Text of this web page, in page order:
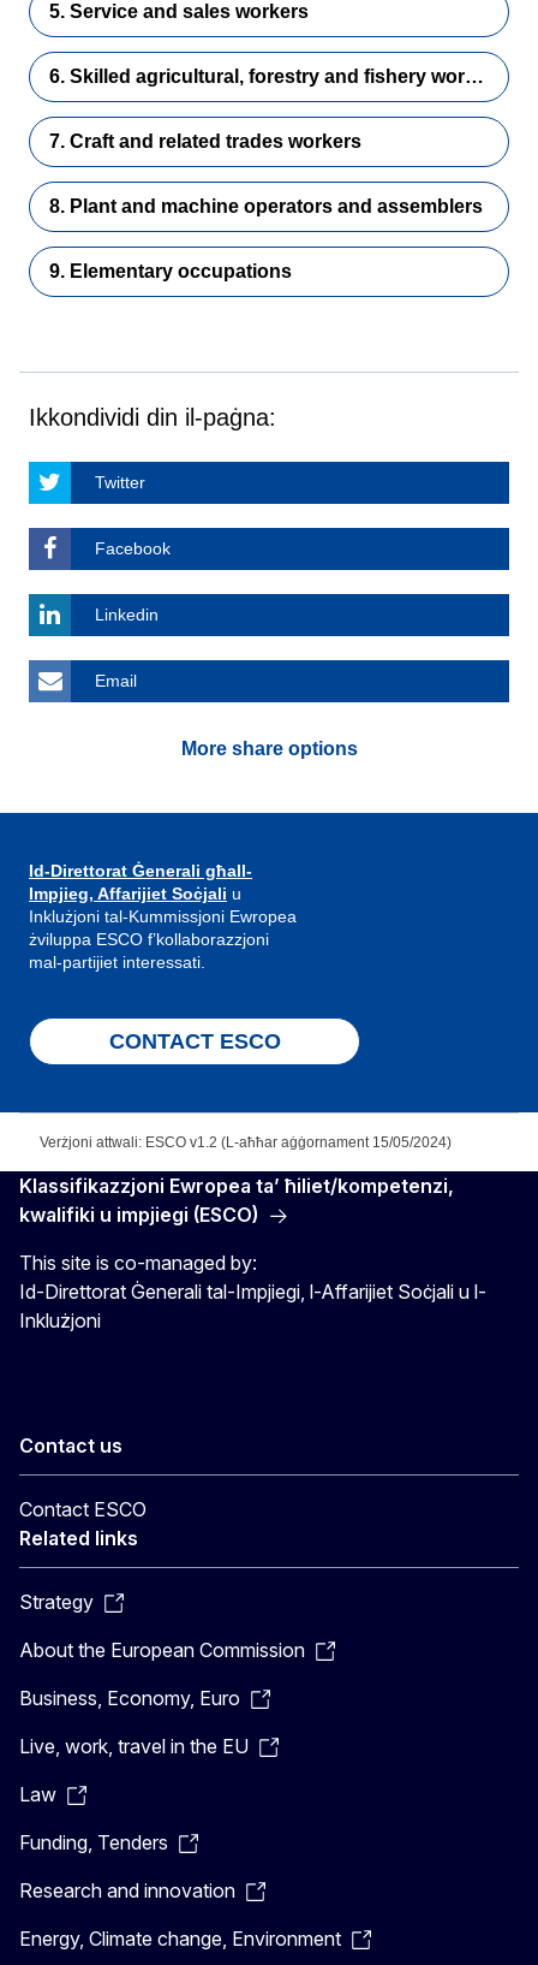
5. Service and sales workers
6. Skilled agricultural, forestry and fishery workers
7. Craft and related trades workers
8. Plant and machine operators and assemblers
9. Elementary occupations
Ikkondividi din il-paġna:
Twitter
Facebook
Linkedin
Email
More share options
Id-Direttorat Ġenerali għall-
Impjieg, Affarijiet Soċjali u
Inklużjoni tal-Kummissjoni Ewropea
żviluppa ESCO f’kollaborazzjoni
mal-partijiet interessati.
CONTACT ESCO
Verżjoni attwali: ESCO v1.2 (L-aħħar aġġornament 15/05/2024)
Klassifikazzjoni Ewropea ta’ ħiliet/kompetenzi,
kwalifiki u impjiegi (ESCO)
This site is co-managed by:
Id-Direttorat Ġenerali tal-Impjiegi, l-Affarijiet Soċjali u l-
Inklużjoni
Contact us
Contact ESCO
Related links
Strategy
About the European Commission
Business, Economy, Euro
Live, work, travel in the EU
Law
Funding, Tenders
Research and innovation
Energy, Climate change, Environment